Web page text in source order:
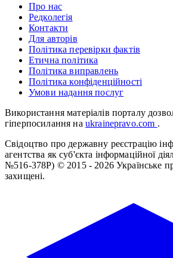
Про нас
Редколегія
Контакти
Для авторів
Політика перевірки фактів
Етична політика
Політика виправлень
Політика конфіденційності
Умови надання послуг
Використання матеріалів порталу
гіперпосилання на ukrainepravo.com .
Свідоцтво про державну реєстрацію
агентства як суб'єкта інформаційної
№516-378Р) © 2015 - 2026 Українське
захищені.